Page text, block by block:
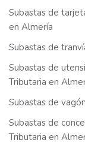
Subastas de
en Almería
Subastas de
Subastas de
Tributaria en
Subastas de
Subastas de
Tributaria en